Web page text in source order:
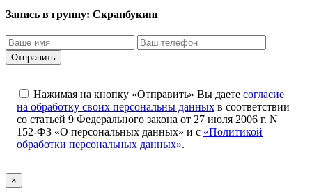
Запись в группу: Скрапбукинг
Отправить
Нажимая на кнопку «Отправить» Вы даете согласие
на обработку своих персональны данных в соответствии
со статьей 9 Федерального закона от 27 июля 2006 г. N
152-ФЗ «О персональных данных» и с «Политикой
обработки персональных данных».
×